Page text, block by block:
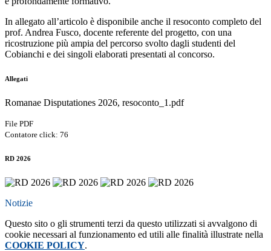
In allegato all’articolo è disponibile anche il resoconto completo del
prof. Andrea Fusco, docente referente del progetto, con una
ricostruzione più ampia del percorso svolto dagli studenti del
Cobianchi e dei singoli elaborati presentati al concorso.
Allegati
Romanae Disputationes 2026, resoconto_1.pdf
File PDF
Contatore click: 76
RD 2026
Notizie
Questo sito o gli strumenti terzi da questo utilizzati si avvalgono di
cookie necessari al funzionamento ed utili alle finalità illustrate nella
COOKIE POLICY.